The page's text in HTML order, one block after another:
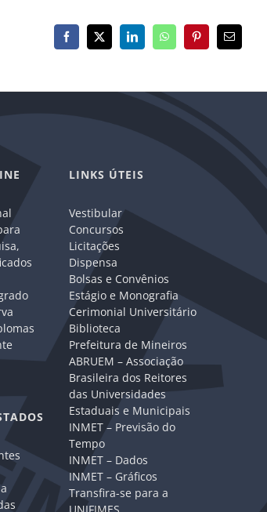
Facebook
X LinkedInWhatsAppPinterest
E-
mail
LINKS ÚTEIS
Vestibular
Concursos
Licitações
Dispensa
Bolsas e Convênios
Estágio e Monografia
Cerimonial Universitário
Biblioteca
Prefeitura de Mineiros
ABRUEM – Associação
Brasileira dos Reitores
das Universidades
Estaduais e Municipais
INMET – Previsão do
Tempo
INMET – Dados
INMET – Gráficos
Transfira-se para a